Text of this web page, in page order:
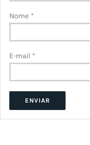
Nome *
E-mail *